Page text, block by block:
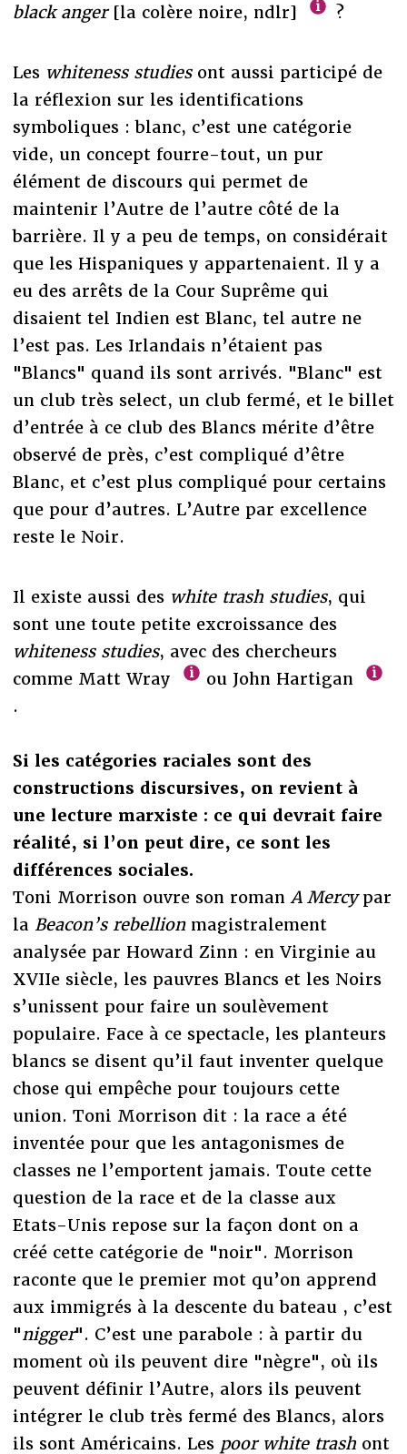
black anger[la colère noire, ndlr] ?
Les whiteness studiesont aussi participé de
la réflexion sur les identifications
symboliques : blanc, c’est une catégorie
vide, un concept fourre-tout, un pur
élément de discours qui permet de
maintenir l’Autre de l’autre côté de la
barrière. Il y a peu de temps, on considérait
que les Hispaniques y appartenaient. Il y a
eu des arrêts de la Cour Suprême qui
disaient tel Indien est Blanc, tel autre ne
l’est pas. Les Irlandais n’étaient pas
"Blancs" quand ils sont arrivés. "Blanc" est
un club très select, un club fermé, et le billet
d’entrée à ce club des Blancs mérite d’être
observé de près, c’est compliqué d’être
Blanc, et c’est plus compliqué pour certains
que pour d’autres. L’Autre par excellence
reste le Noir.
Il existe aussi des white trash studies, qui
sont une toute petite excroissance des
whiteness studies, avec des chercheurs
comme Matt Wray
ou John Hartigan
.
Si les catégories raciales sont des
constructions discursives, on revient à
une lecture marxiste : ce qui devrait faire
réalité, si l’on peut dire, ce sont les
différences sociales.
Toni Morrison ouvre son roman A Mercypar
la Beacon’s rebellion magistralement
analysée par Howard Zinn : en Virginie au
XVIIe siècle, les pauvres Blancs et les Noirs
s’unissent pour faire un soulèvement
populaire. Face à ce spectacle, les planteurs
blancs se disent qu’il faut inventer quelque
chose qui empêche pour toujours cette
union. Toni Morrison dit : la race a été
inventée pour que les antagonismes de
classes ne l’emportent jamais. Toute cette
question de la race et de la classe aux
Etats-Unis repose sur la façon dont on a
créé cette catégorie de "noir". Morrison
raconte que le premier mot qu’on apprend
aux immigrés à la descente du bateau , c’est
"nigger". C’est une parabole : à partir du
moment où ils peuvent dire "nègre", où ils
peuvent définir l’Autre, alors ils peuvent
intégrer le club très fermé des Blancs, alors
ils sont Américains. Lespoor white trashont